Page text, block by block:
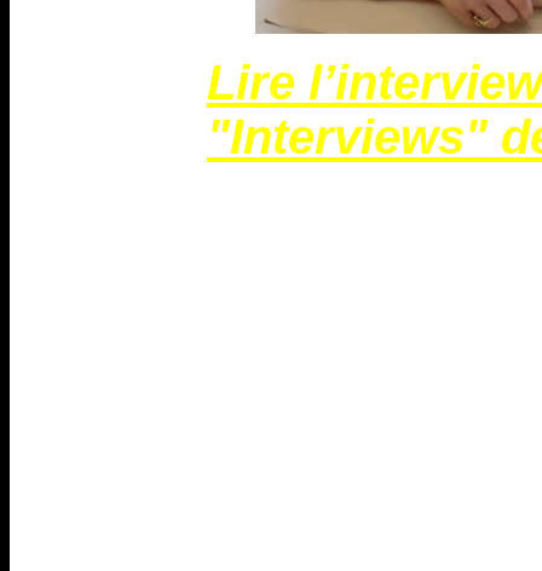
Lire
"Interviews"